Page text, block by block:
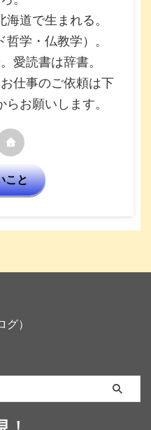
道で生まれる。
学・仏教学）。
愛読書は辞書。
仕事のご依頼は下
お願いします。
こと
）